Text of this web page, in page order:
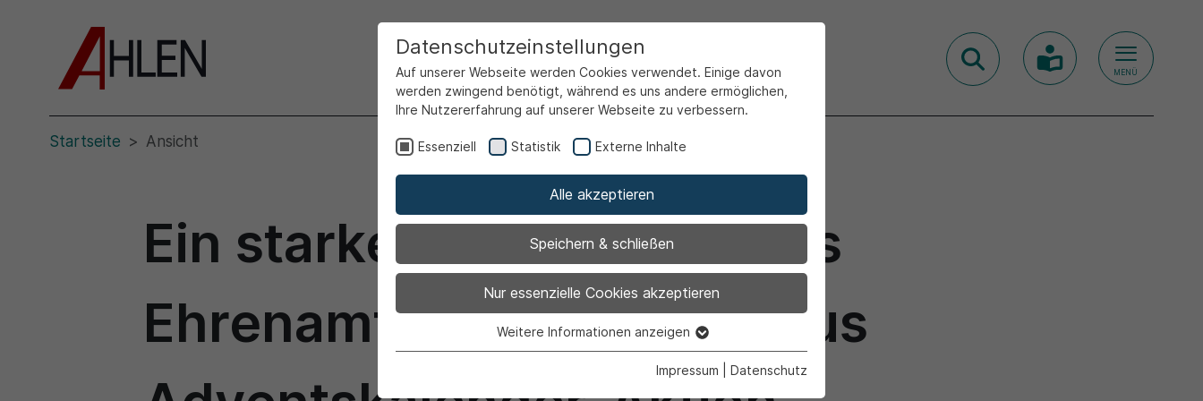
MENÜ
Startseite Ansicht
Ein starkes Zeichen für das
Ehrenamt – 36.000 Euro aus
Datenschutzeinstellungen
Auf unserer Webseite werden Cookies verwendet. Einige davon
werden zwingend benötigt, während es uns andere ermöglichen,
Ihre Nutzererfahrung auf unserer Webseite zu verbessern.
Essenziell Statistik Externe Inhalte
Alle akzeptieren
Speichern & schließen
Nur essenzielle Cookies akzeptieren
Essenzielle Cookies werden für grundlegende Funktionen der
Weitere Informationen anzeigen
Impressum Datenschutz